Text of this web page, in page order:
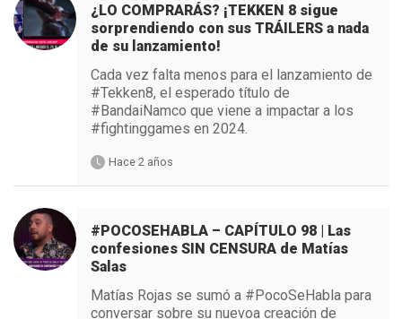
¿LO COMPRARÁS? ¡TEKKEN 8 sigue
sorprendiendo con sus TRÁILERS a nada
de su lanzamiento!
Cada vez falta menos para el lanzamiento de
#Tekken8, el esperado título de
#BandaiNamco que viene a impactar a los
#fightinggames en 2024.
Hace 2 años
#POCOSEHABLA – CAPÍTULO 98 | Las
confesiones SIN CENSURA de Matías
Salas
Matías Rojas se sumó a #PocoSeHabla para
conversar sobre su nuevoa creación de